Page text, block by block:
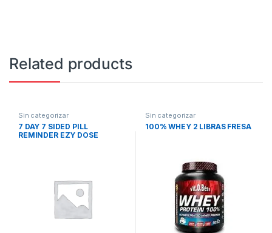
Related products
Sin categorizar
7 DAY 7 SIDED PILL
REMINDER EZY DOSE
Sin categorizar
100% WHEY 2 LIBRAS FRESA